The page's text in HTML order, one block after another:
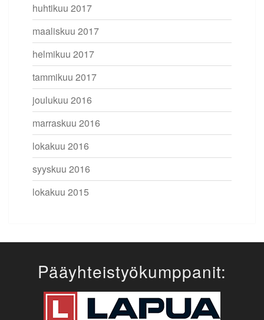
huhtikuu 2017
maaliskuu 2017
helmikuu 2017
tammikuu 2017
joulukuu 2016
marraskuu 2016
lokakuu 2016
syyskuu 2016
lokakuu 2015
Pääyhteistyökumppanit: